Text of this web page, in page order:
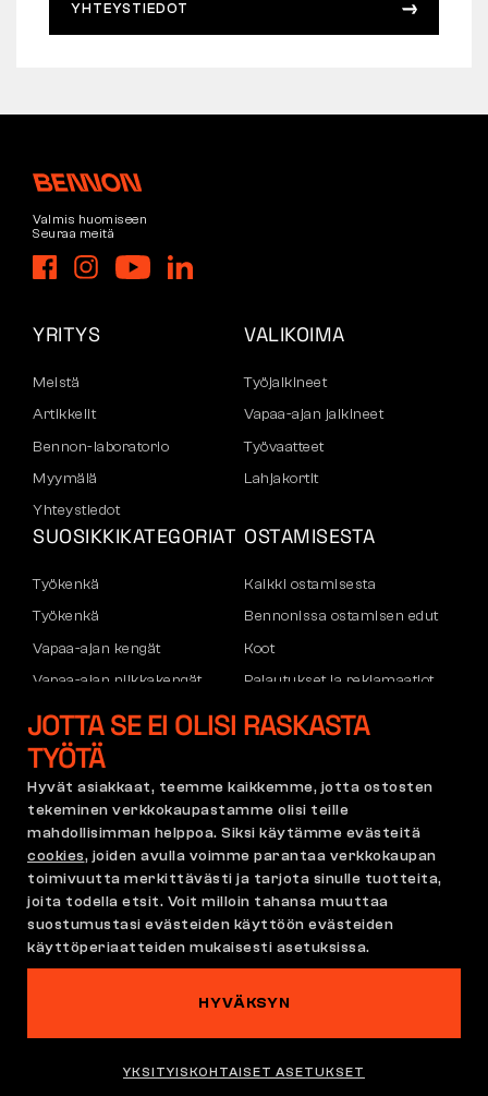
YHTEYSTIEDOT
Valmis huomiseen
Seuraa meitä
YRITYS
Meistä
Artikkelit
Bennon-laboratorio
Myymälä
Yhteystiedot
VALIKOIMA
Työjalkineet
Vapaa-ajan jalkineet
Työvaatteet
Lahjakortit
SUOSIKKIKATEGORIAT
Työkenkä
Työkenkä
Vapaa-ajan kengät
Vapaa-ajan nilkkakengät
Housut
Hupparit
OSTAMISESTA
Kaikki ostamisesta
Bennonissa ostamisen edut
Koot
Palautukset ja reklamaatiot
Kuljetus ja maksu
Reklamaatiot ja takuu
Käyttöehdot
Reklamaatiopolitiikka
Cookie-asetukset
GDPR
Suomi | Suomi
JOTTA SE EI OLISI RASKASTA
TYÖTÄ
Hyvät asiakkaat, teemme kaikkemme, jotta ostosten
tekeminen verkkokaupastamme olisi teille
mahdollisimman helppoa. Siksi käytämme evästeitä
cookies, joiden avulla voimme parantaa verkkokaupan
toimivuutta merkittävästi ja tarjota sinulle tuotteita,
joita todella etsit. Voit milloin tahansa muuttaa
suostumustasi evästeiden käyttöön evästeiden
käyttöperiaatteiden mukaisesti asetuksissa.
HYVÄKSYN
YKSITYISKOHTAISET ASETUKSET